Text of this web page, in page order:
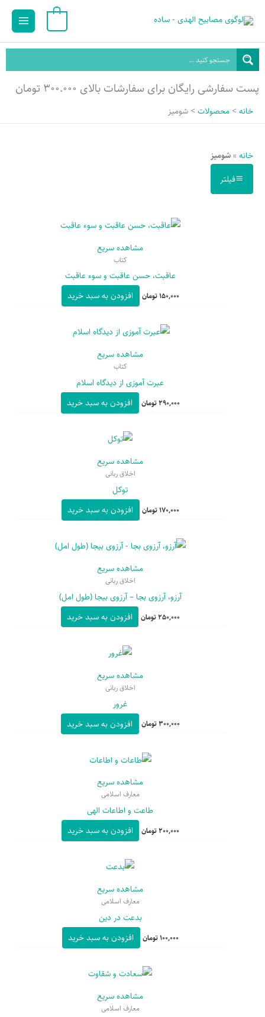
محتوا
Main
پست سفارشی رایگان برای سفارشات بالای ۳۰۰.۰۰۰ تومان
خانه محصولات شومیز
خانه »شومیز
فیلتر
مشاهده سریع
کتاب
عاقبت، حسن عاقبت و سوء عاقبت
150,000تومان افزودن به سبد خرید
مشاهده سریع
کتاب
عبرت آموزی از دیدگاه اسلام
290,000تومان افزودن به سبد خرید
مشاهده سریع
اخلاق ربانی
توکل
170,000تومان افزودن به سبد خرید
مشاهده سریع
اخلاق ربانی
آرزو، آرزوی بجا – آرزوی بیجا (طول امل)
250,000تومان افزودن به سبد خرید
مشاهده سریع
اخلاق ربانی
غرور
300,000تومان افزودن به سبد خرید
مشاهده سریع
معارف اسلامی
طاعت و اطاعات الهی
200,000تومان افزودن به سبد خرید
مشاهده سریع
معارف اسلامی
بدعت در دین
100,000تومان افزودن به سبد خرید
مشاهده سریع
معارف اسلامی
قیمت